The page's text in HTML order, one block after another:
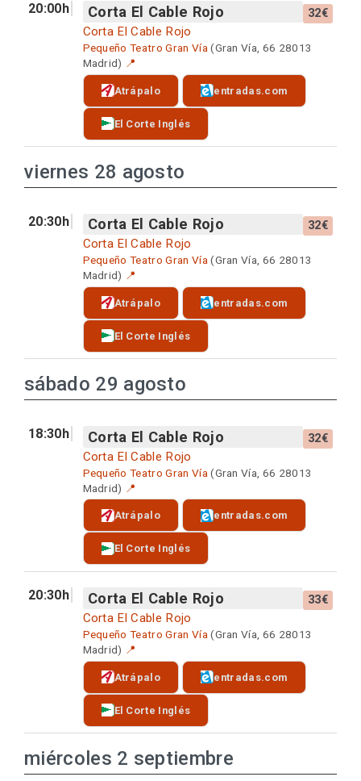
20:00h Corta El Cable Rojo 32€
Corta El Cable Rojo
Pequeño Teatro Gran Vía (Gran Vía, 66 28013
Madrid) 📍
Atrápalo entradas.com
El Corte Inglés
viernes 28 agosto
20:30h Corta El Cable Rojo 32€
Corta El Cable Rojo
Pequeño Teatro Gran Vía(Gran Vía, 66 28013
Madrid) 📍
Atrápalo entradas.com
El Corte Inglés
sábado 29 agosto
18:30h Corta El Cable Rojo 32€
Corta El Cable Rojo
Pequeño Teatro Gran Vía (Gran Vía, 66 28013
Madrid) 📍
Atrápalo entradas.com
El Corte Inglés
20:30h Corta El Cable Rojo 33€
Corta El Cable Rojo
Pequeño Teatro Gran Vía (Gran Vía, 66 28013
Madrid) 📍
Atrápalo entradas.com
El Corte Inglés
miércoles 2 septiembre